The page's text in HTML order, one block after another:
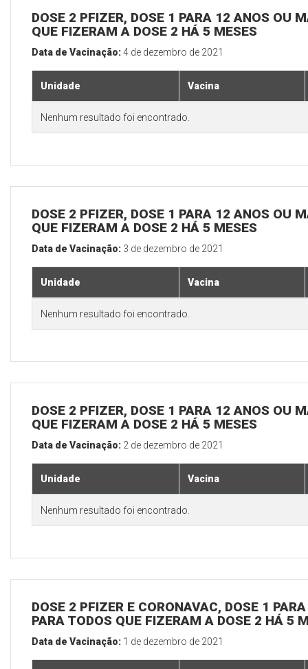
DOSE 2 PFIZER, DOSE 1 PARA 12 ANOS OU
QUE FIZERAM A DOSE 2 HÁ 5 MESES
Data de Vacinação:4 de dezembro de 2021
Unidade Vacina
Nenhum resultado foi encontrado.
DOSE 2 PFIZER, DOSE 1 PARA 12 ANOS OU
QUE FIZERAM A DOSE 2 HÁ 5 MESES
Data de Vacinação: 3 de dezembro de 2021
Unidade Vacina
Nenhum resultado foi encontrado.
DOSE 2 PFIZER, DOSE 1 PARA 12 ANOS OU
QUE FIZERAM A DOSE 2 HÁ 5 MESES
Data de Vacinação: 2 de dezembro de 2021
Unidade Vacina
Nenhum resultado foi encontrado.
DOSE 2 PFIZER E CORONAVAC, DOSE 1
PARA TODOS QUE FIZERAM A DOSE 2 HÁ 5
Data de Vacinação: 1 de dezembro de 2021